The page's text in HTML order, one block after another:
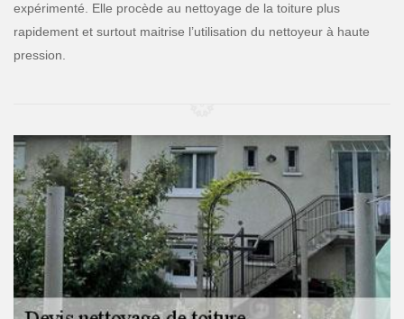
expérimenté. Elle procède au nettoyage de la toiture plus
rapidement et surtout maitrise l’utilisation du nettoyeur à haute
pression.